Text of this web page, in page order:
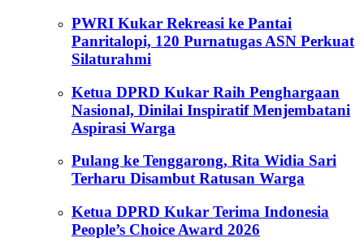
PWRI Kukar Rekreasi ke Pantai
Panritalopi, 120 Purnatugas ASN Perkuat
Silaturahmi
Ketua DPRD Kukar Raih Penghargaan
Nasional, Dinilai Inspiratif Menjembatani
Aspirasi Warga
Pulang ke Tenggarong, Rita Widia Sari
Terharu Disambut Ratusan Warga
Ketua DPRD Kukar Terima Indonesia
People’s Choice Award 2026